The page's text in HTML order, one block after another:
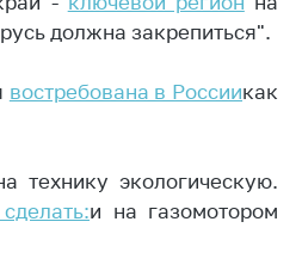
и
должна закрепиться".
востребована в Россиикак
технику экологическую.
и на газомотором